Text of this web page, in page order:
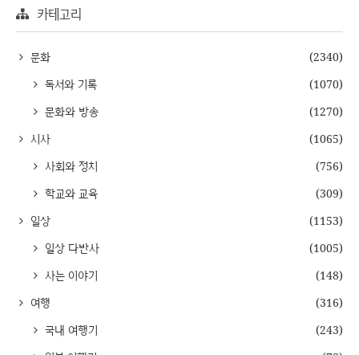
카테고리
문화
(2340)
독서와 기록
(1070)
문화와 방송
(1270)
시사
(1065)
사회와 정치
(756)
학교와 교육
(309)
일상
(1153)
일상 다반사
(1005)
사는 이야기
(148)
여행
(316)
국내 여행기
(243)